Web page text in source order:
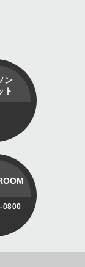
ン
ト
0800